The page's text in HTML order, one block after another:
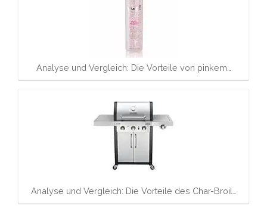
Analyse und Vergleich: Die Vorteile von pinkem…
Analyse und Vergleich: Die Vorteile des Char-Broil…